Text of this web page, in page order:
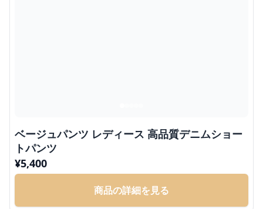
ベージュパンツ レディース 高品質デニムショー
トパンツ
¥5,400
商品の詳細を見る